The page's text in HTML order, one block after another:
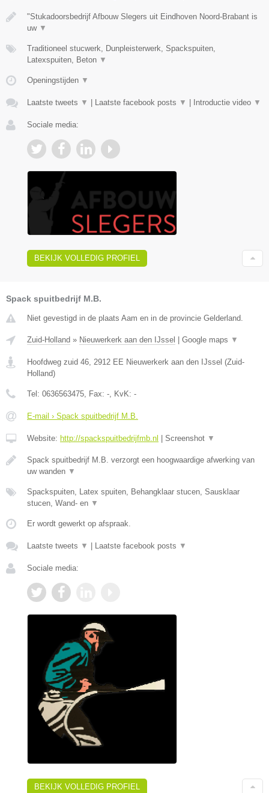
"Stukadoorsbedrijf Afbouw Slegers uit Eindhoven Noord-Brabant is
uw ▼
Traditioneel stucwerk, Dunpleisterwerk, Spackspuiten,
Latexspuiten, Beton ▼
Openingstijden ▼
Laatste tweets ▼ | Laatste facebook posts ▼ | Introductie video ▼
Sociale media:
BEKIJK VOLLEDIG PROFIEL
Spack spuitbedrijf M.B.
Niet gevestigd in de plaats Aam en in de provincie Gelderland.
Zuid-Holland » Nieuwerkerk aan den IJssel Google maps ▼
Hoofdweg zuid 46 2912 EE Nieuwerkerk aan den IJssel (Zuid-
Holland)
Tel: 0636563475 , Fax: - , KvK: -
E-mail › Spack spuitbedrijf M.B.
Website: http://spackspuitbedrijfmb.nl Screenshot ▼
Spack spuitbedrijf M.B. verzorgt een hoogwaardige afwerking van
uw wanden ▼
Spackspuiten, Latex spuiten, Behangklaar stucen, Sausklaar
stucen, Wand- en ▼
Er wordt gewerkt op afspraak.
Laatste tweets ▼ Laatste facebook posts ▼
Sociale media:
BEKIJK VOLLEDIG PROFIEL